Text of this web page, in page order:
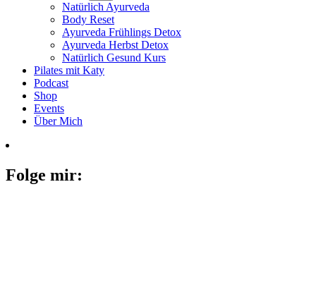
Natürlich Ayurveda
Body Reset
Ayurveda Frühlings Detox
Ayurveda Herbst Detox
Natürlich Gesund Kurs
Pilates mit Katy
Podcast
Shop
Events
Über Mich
Folge mir: